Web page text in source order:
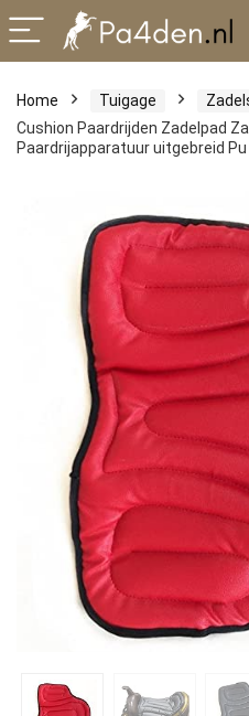
Home Tuigage
Cushion Paardrijden Zadelpad
Paardrijapparatuur uitgebreid Pu